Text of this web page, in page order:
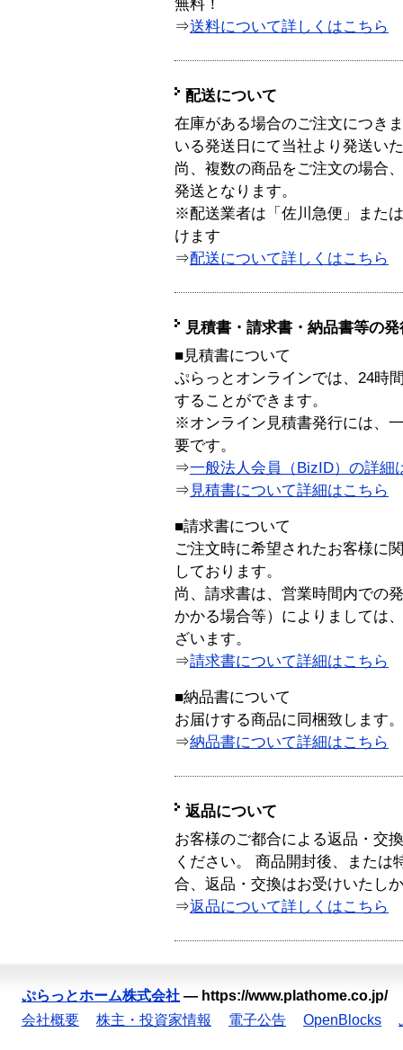
無料！
⇒送料について詳しくはこちら
配送について
在庫がある場合のご注文につき
いる発送日にて当社より発送い
尚、複数の商品をご注文の場合
発送となります。
※配送業者は「佐川急便」また
けます
⇒配送について詳しくはこちら
見積書・請求書・納品書等の
■見積書について
ぷらっとオンラインでは、24時
することができます。
※オンライン見積書発行には、
要です。
⇒一般法人会員（BizID）の詳細
⇒ 見積書について詳細はこちら
■請求書について
ご注文時に希望されたお客様に
しております。
尚、請求書は、営業時間内での
かかる場合等）によりましては
ざいます。
⇒請求書について詳細はこちら
■納品書について
お届けする商品に同梱致します。
⇒納品書について詳細はこちら
返品について
お客様のご都合による返品・交
ください。 商品開封後、または
合、返品・交換はお受けいたし
⇒返品について詳しくはこちら
ぷらっとホーム株式会社 — https://www.plathome.co.jp/
会社概要
株主・投資家情報 電子公告 OpenBlocks